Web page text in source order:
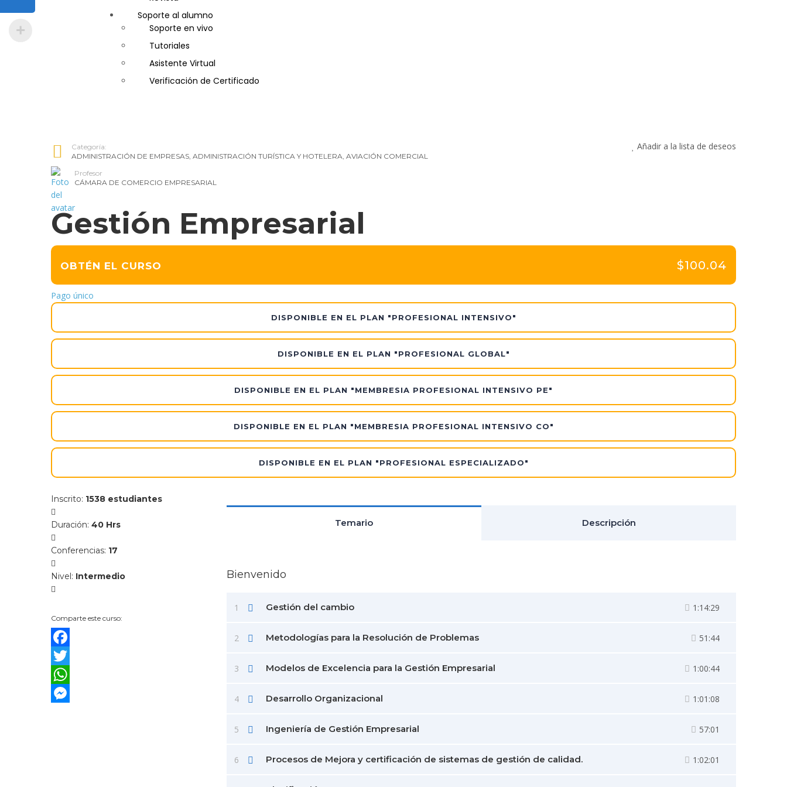
Guía de Turismo
Inglés Americano
Marketing y Publicidad
Medio Ambiente y Seguridad
Plataforma Bancaria y Comercial
Visitador Médico
Soporte al alumno
Soporte en vivo
Tutoriales
Asistente Virtual
Verificación de Certificado
Categoría:
ADMINISTRACIÓN DE EMPRESAS, ADMINISTRACIÓN TURÍSTICA Y HOTELERA, AVIACIÓN COMERCIAL
Profesor
CÁMARA DE COMERCIO EMPRESARIAL
Añadir a la lista de deseos
Gestión Empresarial
OBTÉN EL CURSO $100.04
Pago único
DISPONIBLE EN EL PLAN "PROFESIONAL INTENSIVO"
DISPONIBLE EN EL PLAN "PROFESIONAL GLOBAL"
DISPONIBLE EN EL PLAN "MEMBRESIA PROFESIONAL INTENSIVO PE"
DISPONIBLE EN EL PLAN "MEMBRESIA PROFESIONAL INTENSIVO CO"
DISPONIBLE EN EL PLAN "PROFESIONAL ESPECIALIZADO"
Inscrito: 1538 estudiantes
Duración: 40 Hrs
Conferencias: 17
Nivel: Intermedio
Comparte este curso:
Facebook
Twitter
WhatsApp
Temario Descripción
Bienvenido
1 Gestión del cambio 1:14:29
2 Metodologías para la Resolución de Problemas 51:44
3 Modelos de Excelencia para la Gestión Empresarial 1:00:44
4 Desarrollo Organizacional 1:01:08
5 Ingeniería de Gestión Empresarial 57:01
6 Procesos de Mejora y certificación de sistemas de gestión de calidad. 1:02:01